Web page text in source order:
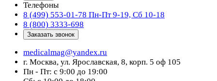
Телефоны
8 (499) 553-01-78 Пн-Пт 9-19, Сб 10-18
8 (800) 3333-698
Заказать звонок
medicalmag@yandex.ru
г. Москва, ул. Ярославская, 8, корп. 5 оф 105
Пн - Пт: с 9:00 до 19:00